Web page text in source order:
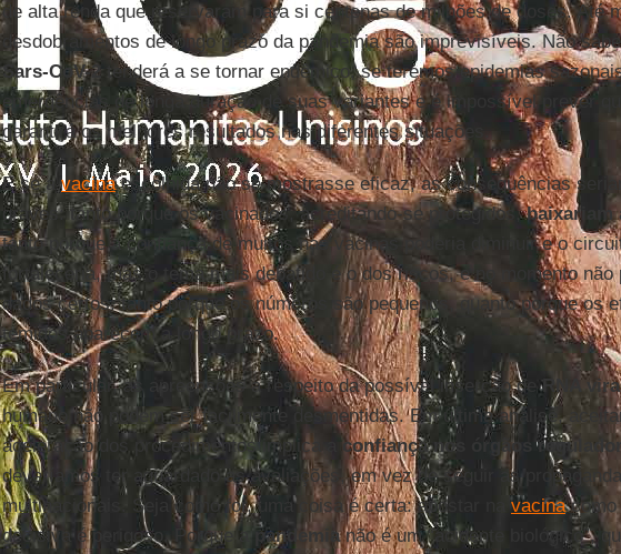
de alta renda que reservaram para si centenas de milhões de doses. Até
desdobramentos de longo prazo da pandemia são imprevisíveis. Não
Sars-CoV-2tenderá a se tornar endêmico, se teremos epidemias
emergências de longa duração de suas variantes e é impossível prever
garantirá os melhores resultados nas diferentes situações.
E se avacinaescolhida não se mostrasse eficaz, as consequências
graves: tanto porque os vacinados, acreditando-se protegidos,baixariam
tanto porque a confiança de muitos nas vacinas poderia diminuir e o
fortaleceria, mas o tema mais debatido é o dos riscos, e no momento não
dados certos: tanto porque os números são pequenos, quanto porque os
temidos aparecem a longo prazo.
Em particular, as apreensões a respeito da possível inserção deRNA
humano não podem ser facilmente desmentidas. Em última análise,
aceleração dos procedimentos implica a
confiança nos órgãos
deveríamos ter aguardado as avaliações, em vez de seguir as
multinacionais. Seja como for, uma coisa é certa: apostar na vacinacomo
decisiva é perigoso. Porque a
pandemianão é um “acidente biológico”,